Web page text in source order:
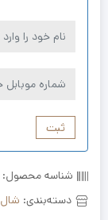
ثبت
شناسه محصول:
دسته‌بندی: شال